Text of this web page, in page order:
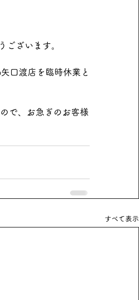
ございます。
口渡店を臨時休業と
で、お急ぎのお客様
すべて表示